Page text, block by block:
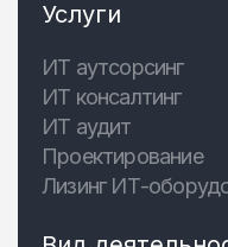
Услуги
ИТ аутсорсинг
ИТ консалтинг
ИТ аудит
Проектирование
Лизинг ИТ-